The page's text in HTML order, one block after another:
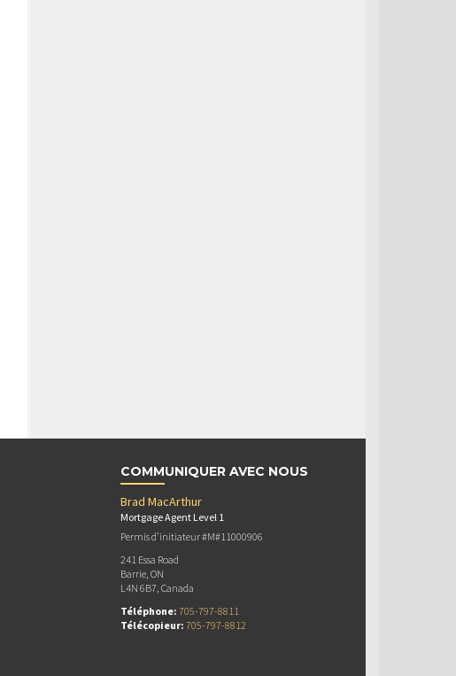
COMMUNIQUER AVEC NOUS
Brad MacArthur
Mortgage Agent Level 1
Permis d’initiateur #M#11000906
241 Essa Road
Barrie, ON
L4N 6B7, Canada
Téléphone: 705-797-8811
Télécopieur: 705-797-8812